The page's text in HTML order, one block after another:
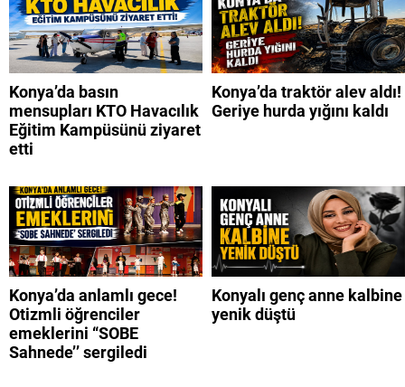
Konya’da basın
mensupları KTO Havacılık
Eğitim Kampüsünü ziyaret
etti
Konya’da traktör alev aldı!
Geriye hurda yığını kaldı
Konya’da anlamlı gece!
Otizmli öğrenciler
emeklerini “SOBE
Sahnede’’ sergiledi
Konyalı genç anne kalbine
yenik düştü